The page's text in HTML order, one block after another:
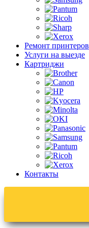
Ремонт принтеров
Услуги на выезде
Картриджи
Контакты